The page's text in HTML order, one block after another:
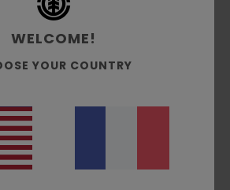
26" / 66 cm
/ 24,4 cm
plaquées
icône au dos de la ceinture
WELCOME!
YOUR COUNTRY